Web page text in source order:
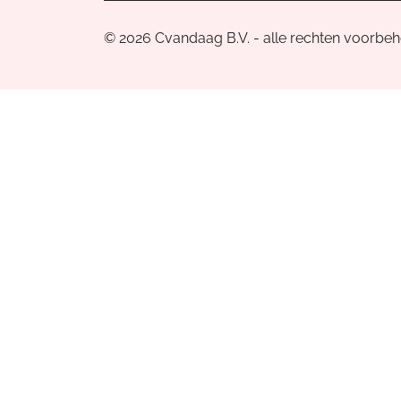
© 2026 Cvandaag B.V. - alle rechten